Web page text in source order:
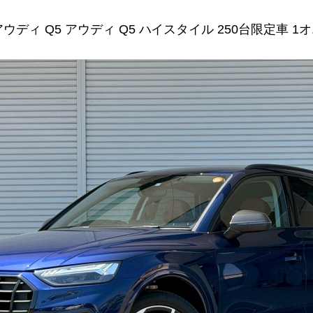
ウディ Q5 アウディ Q5 ハイスタイル 250台限定車 1